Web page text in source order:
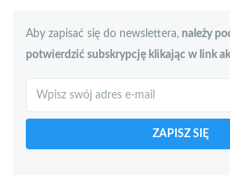
Aby zapisać się do newslettera, należy
potwierdzić subskrypcję klikając w link
Szukaj
ZAPISZ SIĘ